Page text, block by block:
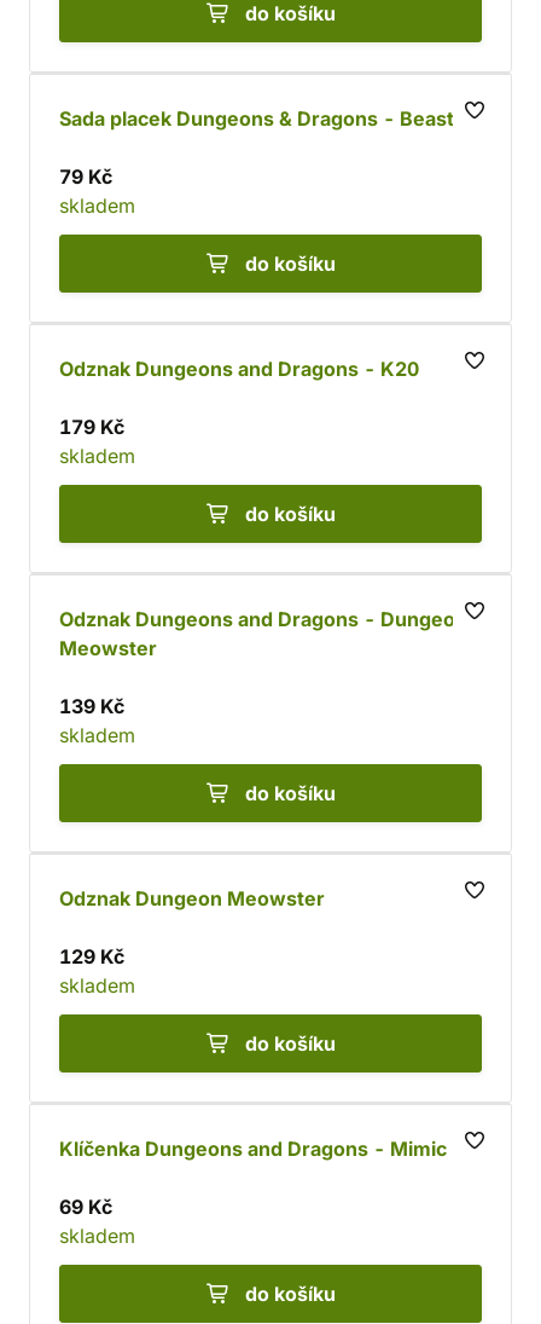
do košíku
Sada placek Dungeons & Dragons - Beastly
79 Kč
skladem
do košíku
Odznak Dungeons and Dragons - K20
179 Kč
skladem
do košíku
Odznak Dungeons and Dragons - Dungeon
Meowster
139 Kč
skladem
do košíku
Odznak Dungeon Meowster
129 Kč
skladem
do košíku
Klíčenka Dungeons and Dragons - Mimic
69 Kč
skladem
do košíku